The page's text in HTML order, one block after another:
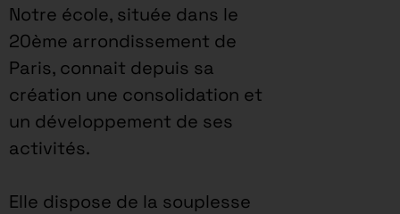
Notre école, située dans le
20ème arrondissement de
Paris, connait depuis sa
création une consolidation et
un développement de ses
activités.
Elle dispose de la souplesse